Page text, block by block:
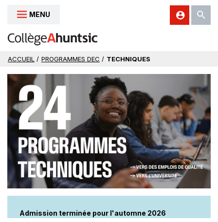
Aller au contenu
MENU
ACCUEIL / PROGRAMMES DEC / TECHNIQUES
Admission terminée pour l'automne 2026